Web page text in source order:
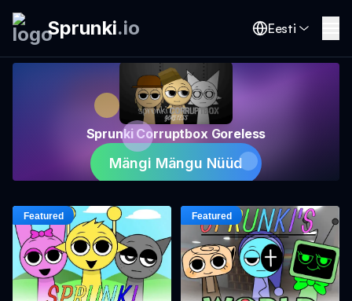
Sprunki.io Eesti
Sprunki Corruptbox Goreless
Mängi Mängu Nüüd